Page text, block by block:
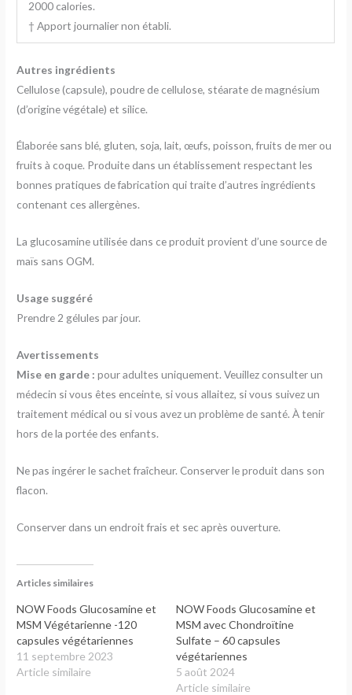
2000 calories.
† Apport journalier non établi.
Autres ingrédients
Cellulose (capsule), poudre de cellulose, stéarate de magnésium
(d’origine végétale) et silice.
Élaborée sans blé, gluten, soja, lait, œufs, poisson, fruits de mer ou
fruits à coque. Produite dans un établissement respectant les
bonnes pratiques de fabrication qui traite d’autres ingrédients
contenant ces allergènes.
La glucosamine utilisée dans ce produit provient d’une source de
maïs sans OGM.
Usage suggéré
Prendre 2 gélules par jour.
Avertissements
Mise en garde :pour adultes uniquement. Veuillez consulter un
médecin si vous êtes enceinte, si vous allaitez, si vous suivez un
traitement médical ou si vous avez un problème de santé. À tenir
hors de la portée des enfants.
Ne pas ingérer le sachet fraîcheur. Conserver le produit dans son
flacon.
Conserver dans un endroit frais et sec après ouverture.
Articles similaires
NOW Foods Glucosamine et
MSM Végétarienne -120
capsules végétariennes
11 septembre 2023
Article similaire
NOW Foods Glucosamine et
MSM avec Chondroïtine
Sulfate – 60 capsules
végétariennes
5 août 2024
Article similaire